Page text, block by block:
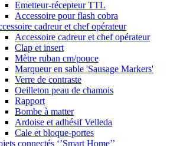
Emetteur-récepteur TTL
Accessoire pour flash cobra
cadreur et chef opérateur
Accessoire cadreur et chef opérateur
Clap et insert
Mètre ruban cm/pouce
Marqueur en sable 'Sausage Markers'
Verre de contraste
Oeilleton peau de chamois
Rapport
Bombe à matter
Ardoise et adhésif Velleda
Cale et bloque-portes
connectés ‘’Smart Home’’